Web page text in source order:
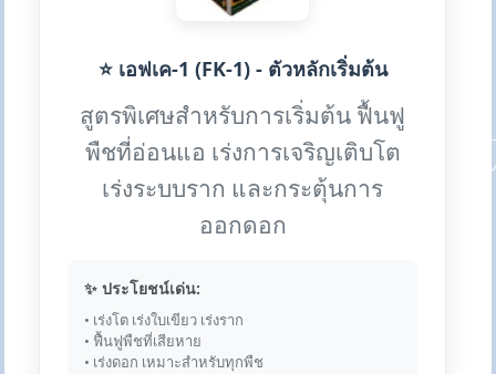
⭐ เอฟเค-1 (FK-1) - ตัวหลักเริ่มต้น
สูตรพิเศษสำหรับการเริ่มต้น ฟื้นฟู
พืชที่อ่อนแอ เร่งการเจริญเติบโต
เร่งระบบราก และกระตุ้นการ
ออกดอก
✨ ประโยชน์เด่น:
• เร่งโต เร่งใบเขียว เร่งราก
• ฟื้นฟูพืชที่เสียหาย
• เร่งดอก เหมาะสำหรับทุกพืช